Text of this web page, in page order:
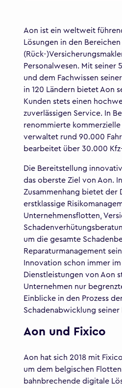
Aon ist ein weltweit
Lösungen in den
(Rück-
Personalwesen. Mit seiner
und dem Fachwissen
in 120 Ländern bietet Aon
Kunden stets einen
zuverlässigen Service. In
renommierte kommerzielle
verwaltet rund 90.000
bearbeitet über 30.000
Die Bereitstellung
das oberste Ziel von Aon.
Zusammenhang bietet der
erstklassige
Unternehmensflotten,
um die gesamte
Reparaturmanagement
Innovation schon immer
Dienstleistungen von Aon
Unternehmen nur
Einblicke in den Prozess
Schadenabwicklung seiner
Aon und Fixico
Aon hat sich 2018 mit
um dem belgischen
bahnbrechende digitale